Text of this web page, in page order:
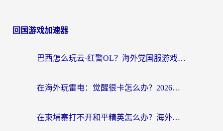
回国游戏加速器
巴西怎么玩云·红警OL？海外党国服游戏加速终极攻略（附非洲逆水寒&天下山海低延迟技巧）
在海外玩雷电：觉醒很卡怎么办？2026终极指南帮你告别延迟与卡顿
在柬埔寨打不开和平精英怎么办？海外党必看的国服游戏加速终极指南